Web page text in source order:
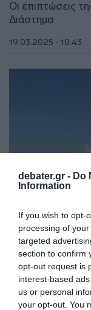
debater.gr - Do
Information
If you wish to opt-
processing of
targeted
section to confirm
opt-out request is
interest-based
us or personal
your opt-out. You
Οι επιπτώσεις
Διάστημα
19.03.2025 - 10:43
ΔΙΕΘΝΗ
Τέλος στην
στιγμή που
αστροναύτες